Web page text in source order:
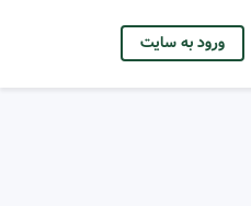
ورود به سایت